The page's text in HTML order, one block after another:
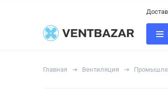
Главная Вентиляция